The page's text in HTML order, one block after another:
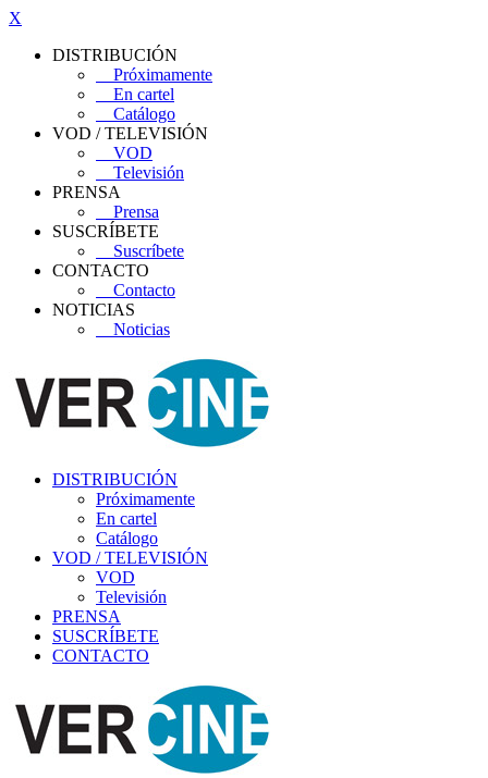
X
DISTRIBUCIÓN
Próximamente
En cartel
Catálogo
VOD / TELEVISIÓN
VOD
Televisión
PRENSA
Prensa
SUSCRÍBETE
Suscríbete
CONTACTO
Contacto
NOTICIAS
Noticias
DISTRIBUCIÓN
Próximamente
En cartel
Catálogo
VOD / TELEVISIÓN
VOD
Televisión
PRENSA
SUSCRÍBETE
CONTACTO